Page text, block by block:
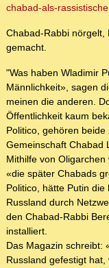
chabad-als-
Chabad-Rabbi nörgelt,
gemacht.
"Was haben Wladimir
Männlichkeit», sagen
meinen die anderen.
Öffentlichkeit kaum
Politico, gehören
Gemeinschaft Chabad
Mithilfe von
«die später Chabads
Politico, hätte Putin
Russland durch
den Chabad-Rabbi
installiert.
Das Magazin schreibt:
Russland gefestigt hat,